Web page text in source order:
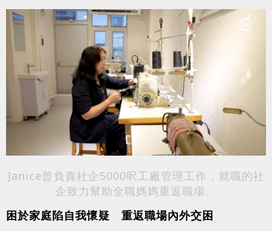
Janice曾負責社企5000呎工廠管理工作，就職的社
企致力幫助全職媽媽重返職場。
困於家庭陷自我懷疑 重返職場內外交困